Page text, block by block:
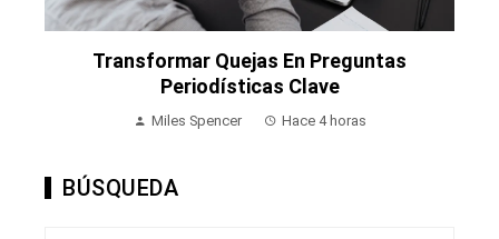
Transformar Quejas En Preguntas
Periodísticas Clave
Miles Spencer Hace 4 horas
BÚSQUEDA